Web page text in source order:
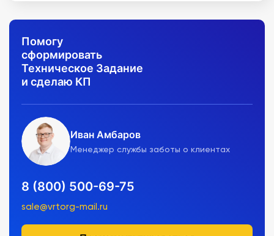
Помогу
сформировать
Техническое Задание
и сделаю КП
Иван Амбаров
Менеджер службы заботы о клиентах
8 (800) 500-69-75
sale@vrtorg-mail.ru